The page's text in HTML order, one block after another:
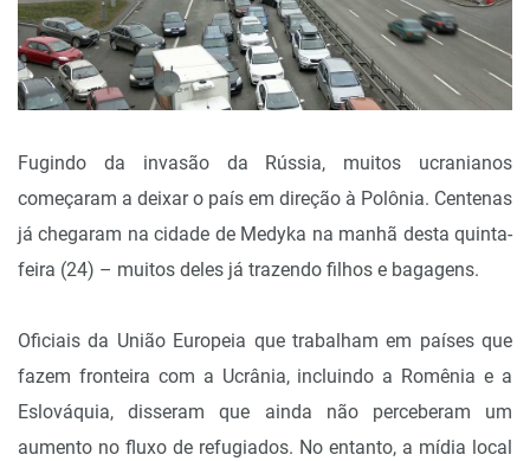
Fugindo da invasão da Rússia, muitos ucranianos
começaram a deixar o país em direção à Polônia. Centenas
já chegaram na cidade de Medyka na manhã desta quinta-
feira (24) – muitos deles já trazendo filhos e bagagens.
Oficiais da União Europeia que trabalham em países que
fazem fronteira com a Ucrânia, incluindo a Romênia e a
Eslováquia, disseram que ainda não perceberam um
aumento no fluxo de refugiados. No entanto, a mídia local